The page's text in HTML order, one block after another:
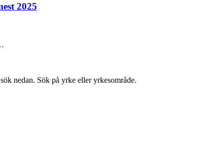
2025
nedan. Sök på yrke eller yrkesområde.